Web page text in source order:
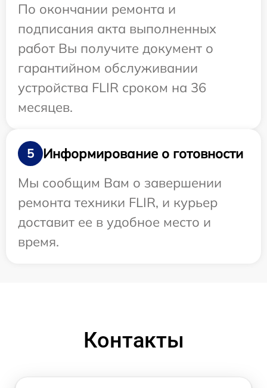
По окончании ремонта и
подписания акта выполненных
работ Вы получите документ о
гарантийном обслуживании
устройства FLIR сроком на 36
месяцев.
5
Информирование о готовности
Мы сообщим Вам о завершении
ремонта техники FLIR, и курьер
доставит ее в удобное место и
время.
Контакты